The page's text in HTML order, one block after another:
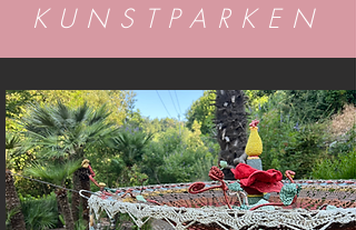
KUNSTPARKEN